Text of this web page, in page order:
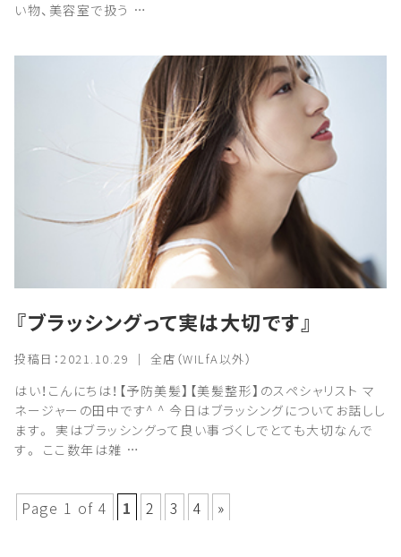
い物、美容室で扱う …
『ブラッシングって実は大切です』
投稿日：2021.10.29 ｜ 全店（WILfA以外）
はい！こんにちは！【予防美髪】【美髪整形】のスペシャリスト マ
ネージャーの田中です^ ^ 今日はブラッシングについてお話しし
ます。 実はブラッシングって良い事づくしでとても大切なんで
す。 ここ数年は雑 …
Page 1 of 4 1 2 3 4 »